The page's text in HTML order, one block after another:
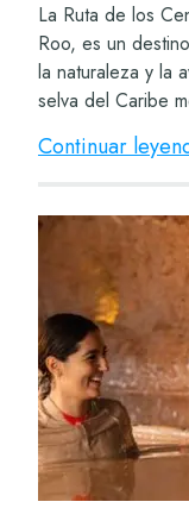
La Ruta de los
Roo, es un
la naturaleza y la
selva del Caribe
experiencia
Continuar